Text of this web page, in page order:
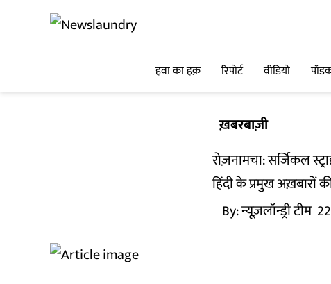
हवा का हक़ रिपोर्ट वीडियो
ख़बरबाज़ी
रोज़नामचा: सर्जिकल
हिंदी के प्रमुख अख़बारों
By:न्यूज़लॉन्ड्री टीम